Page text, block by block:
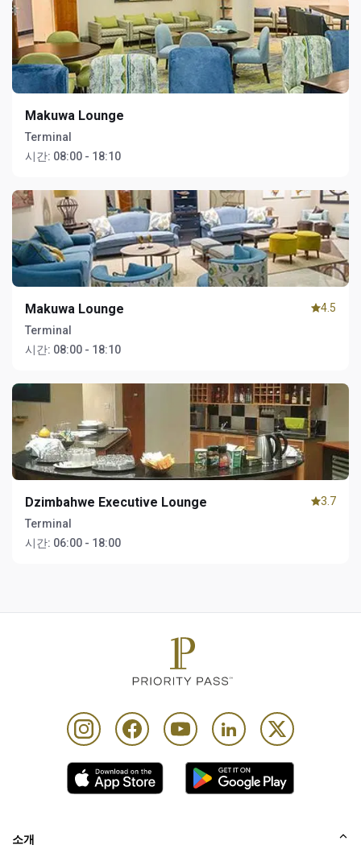
Makuwa Lounge
Terminal
시간: 08:00 - 18:10
Makuwa Lounge
Terminal
시간: 08:00 - 18:10
4.5
Dzimbahwe Executive Lounge
Terminal
시간: 06:00 - 18:00
3.7
소개